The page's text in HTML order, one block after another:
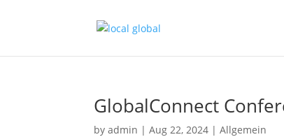
GlobalConnect
byadmin |Aug 22, 2024 |Allgemein